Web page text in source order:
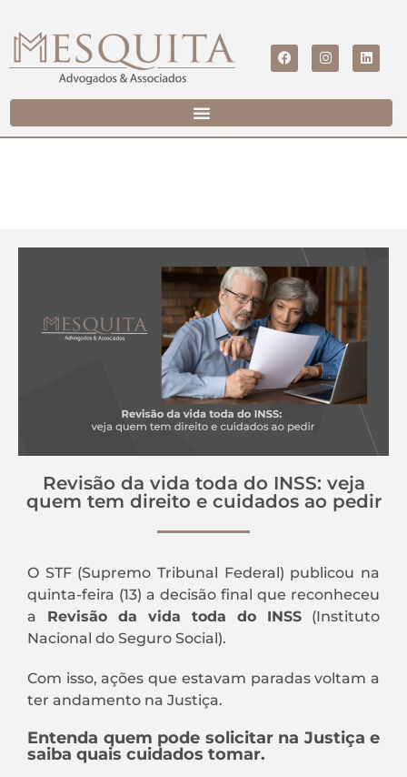
Revisão da vida toda do INSS: veja
quem tem direito e cuidados ao pedir
O STF (Supremo Tribunal Federal) publicou na
quinta-feira (13) a decisão final que reconheceu
a Revisão da vida toda do INSS (Instituto
Nacional do Seguro Social).
Com isso, ações que estavam paradas voltam a
ter andamento na Justiça.
Entenda quem pode solicitar na Justiça e
saiba quais cuidados tomar.